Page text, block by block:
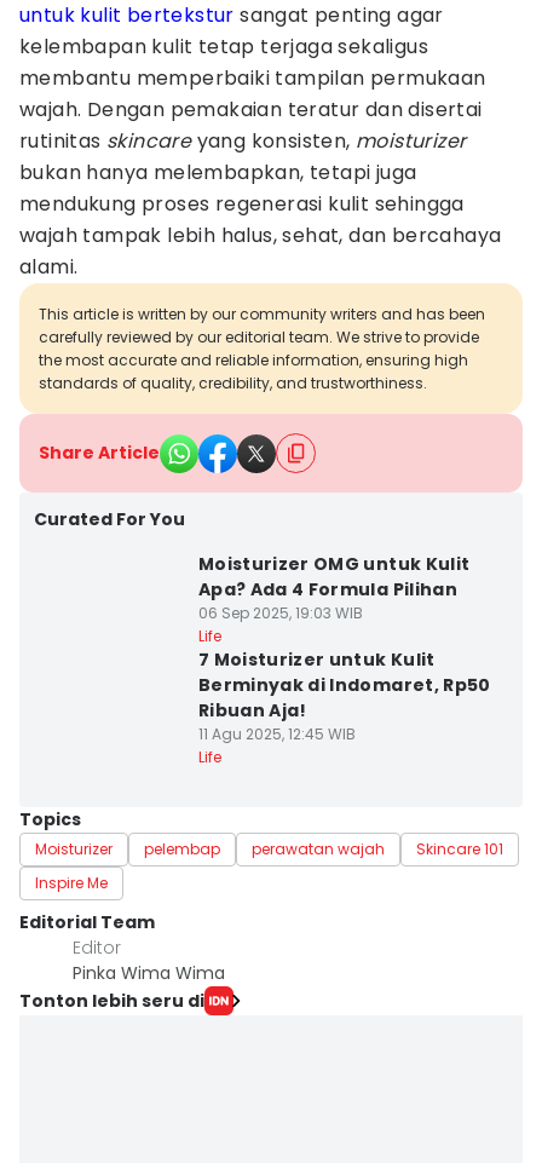
untuk kulit bertekstur sangat penting agar
kelembapan kulit tetap terjaga sekaligus
membantu memperbaiki tampilan permukaan
wajah. Dengan pemakaian teratur dan disertai
rutinitas skincareyang konsisten, moisturizer
bukan hanya melembapkan, tetapi juga
mendukung proses regenerasi kulit sehingga
wajah tampak lebih halus, sehat, dan bercahaya
alami.
This article is written by our community writers and has been
carefully reviewed by our editorial team. We strive to provide
the most accurate and reliable information, ensuring high
standards of quality, credibility, and trustworthiness.
Share Article
Curated For You
Moisturizer OMG untuk Kulit
Apa? Ada 4 Formula Pilihan
06 Sep 2025, 19:03 WIB
Life
7 Moisturizer untuk Kulit
Berminyak di Indomaret, Rp50
Ribuan Aja!
11 Agu 2025, 12:45 WIB
Life
Topics
Moisturizer pelembap perawatan wajah
Skincare 101
Inspire Me
Editorial Team
Editor
Pinka Wima Wima
Tonton lebih seru di